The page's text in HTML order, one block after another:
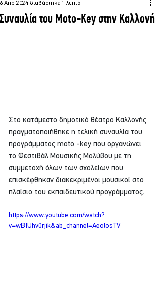
Συναυλία του Moto-Key στην Καλλονή
6 Απρ 2024 διαβάστηκε 1 λεπτά
Στο κατάμεστο δημοτικό θέατρο Καλλονής
πραγματοποιήθηκε η τελική συναυλία του
προγράμματος moto -key που οργανώνει
το Φεστιβάλ Μουσικής Μολύβου με τη
συμμετοχή όλων των σχολείων που
επισκέφθηκαν διακεκριμένοι μουσικοί στο
πλαίσιο του εκπαιδευτικού προγράμματος.
https://www.youtube.com/watch?
v=wBfUhv0rjik&ab_channel=AeolosTV